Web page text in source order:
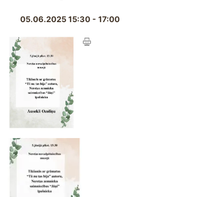
05.06.2025 15:30 - 17:00